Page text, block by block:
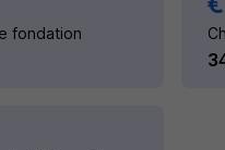
fondation